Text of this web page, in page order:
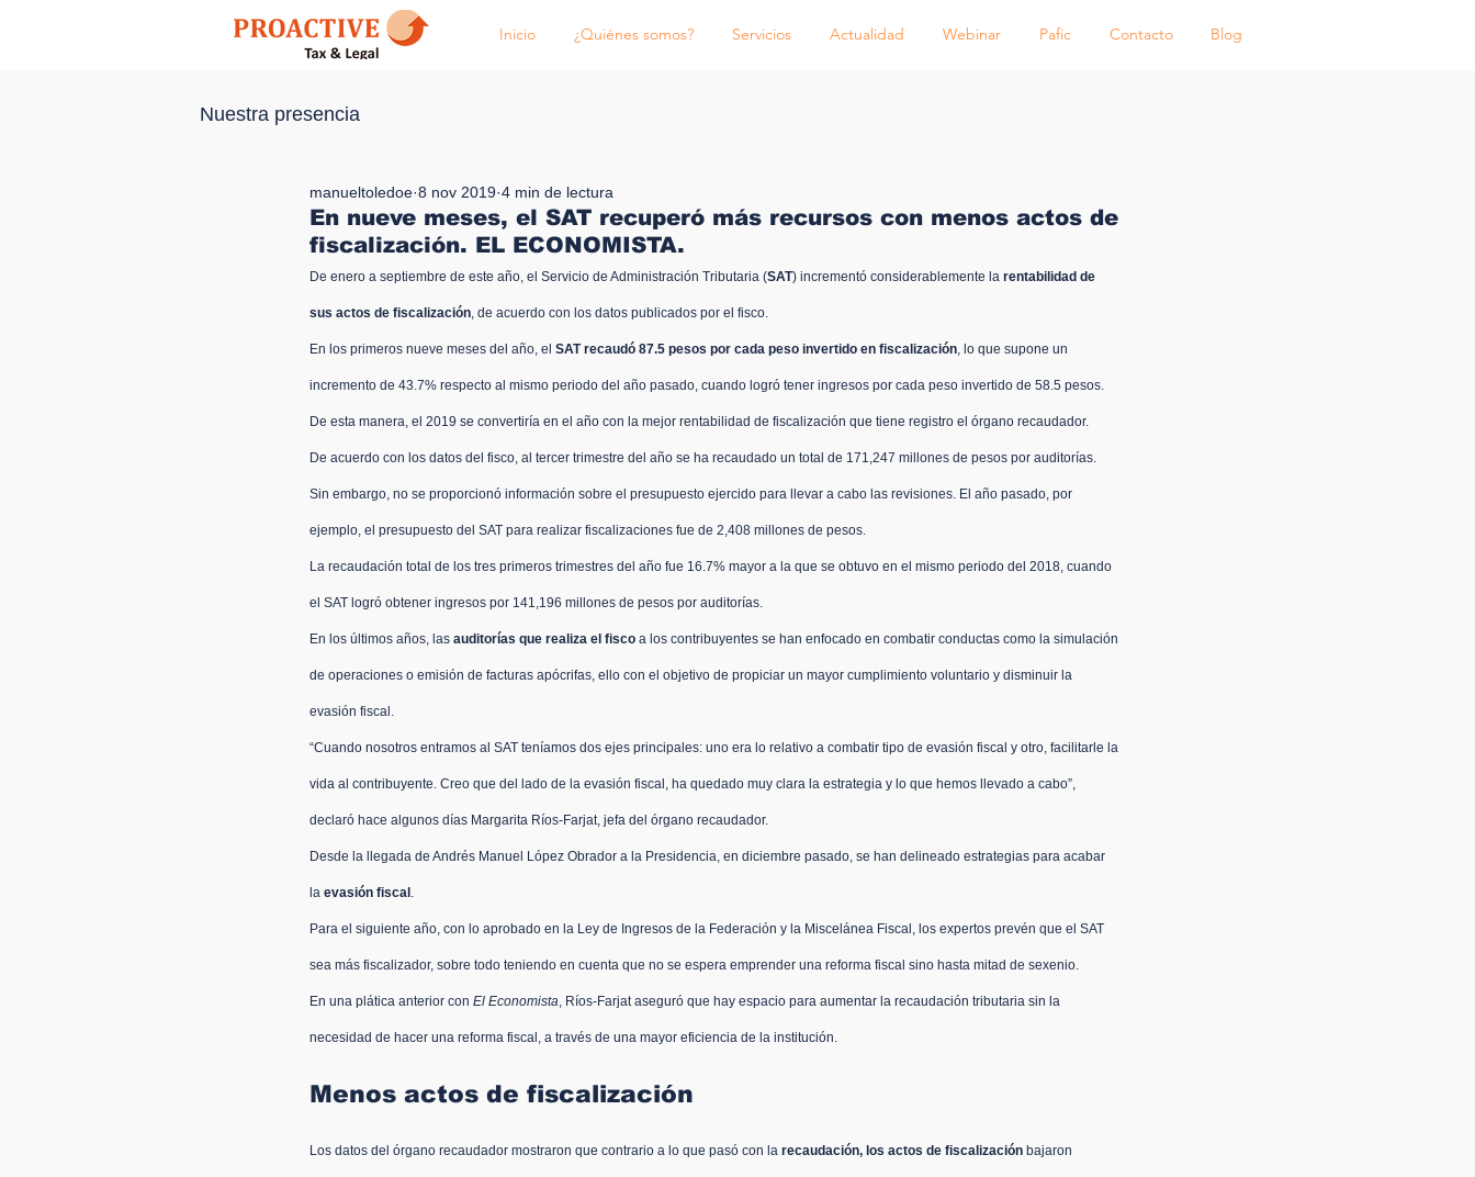
Inicio ¿Quiénes somos? Servicios Actualidad Webinar Pafic Contacto Blog
Nuestra presencia
En nueve meses, el SAT recuperó más recursos con menos actos de
fiscalización. EL ECONOMISTA.
manueltoledoe 8 nov 2019 4 min de lectura
De enero a septiembre de este año, el Servicio de Administración Tributaria (SAT) incrementó considerablemente la rentabilidad de
sus actos de fiscalización, de acuerdo con los datos publicados por el fisco.
En los primeros nueve meses del año, el SAT recaudó 87.5 pesos por cada peso invertido en fiscalización, lo que supone un
incremento de 43.7% respecto al mismo periodo del año pasado, cuando logró tener ingresos por cada peso invertido de 58.5 pesos.
De esta manera, el 2019 se convertiría en el año con la mejor rentabilidad de fiscalización que tiene registro el órgano recaudador.
De acuerdo con los datos del fisco, al tercer trimestre del año se ha recaudado un total de 171,247 millones de pesos por auditorías.
Sin embargo, no se proporcionó información sobre el presupuesto ejercido para llevar a cabo las revisiones. El año pasado, por
ejemplo, el presupuesto del SAT para realizar fiscalizaciones fue de 2,408 millones de pesos.
La recaudación total de los tres primeros trimestres del año fue 16.7% mayor a la que se obtuvo en el mismo periodo del 2018, cuando
el SAT logró obtener ingresos por 141,196 millones de pesos por auditorías.
En los últimos años, las auditorías que realiza el fisco a los contribuyentes se han enfocado en combatir conductas como la simulación
de operaciones o emisión de facturas apócrifas, ello con el objetivo de propiciar un mayor cumplimiento voluntario y disminuir la
evasión fiscal.
“Cuando nosotros entramos al SAT teníamos dos ejes principales: uno era lo relativo a combatir tipo de evasión fiscal y otro, facilitarle la
vida al contribuyente. Creo que del lado de la evasión fiscal, ha quedado muy clara la estrategia y lo que hemos llevado a cabo”,
declaró hace algunos días Margarita Ríos-Farjat, jefa del órgano recaudador.
Desde la llegada de Andrés Manuel López Obrador a la Presidencia, en diciembre pasado, se han delineado estrategias para acabar
la evasión fiscal .
Para el siguiente año, con lo aprobado en la Ley de Ingresos de la Federación y la Miscelánea Fiscal , los expertos prevén que el SAT
sea más fiscalizador, sobre todo teniendo en cuenta que no se espera emprender una reforma fiscal sino hasta mitad de sexenio.
En una plática anterior con El Economista, Ríos-Farjat aseguró que hay espacio para aumentar la recaudación tributaria sin la
necesidad de hacer una reforma fiscal , a través de una mayor eficiencia de la institución.
Menos actos de fiscalización
Los datos del órgano recaudador mostraron que contrario a lo que pasó con la recaudación, los actos de fiscalización bajaron